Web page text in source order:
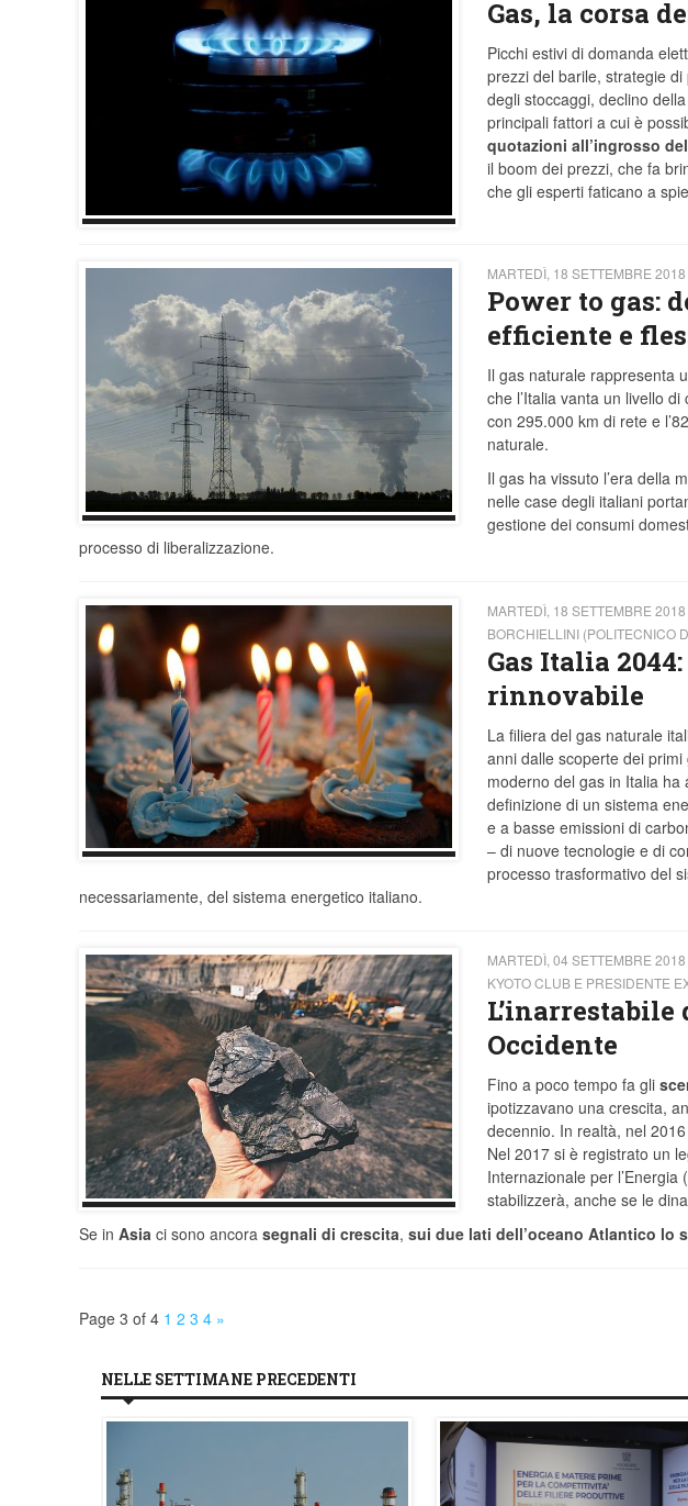
Gas, la corsa
Picchi estivi di domanda
prezzi del barile, strategie
degli stoccaggi, declino
principali fattori a cui è
quotazioni all’ingrosso
il boom dei prezzi, che fa
che gli esperti faticano a
MARTEDÌ, 18 SETTEMBRE 2018
Power to gas:
efficiente e
Il gas naturale rappresenta
che l’Italia vanta un livello
con 295.000 km di rete e
naturale.
Il gas ha vissuto l’era della
nelle case degli italiani
gestione dei consumi
processo di liberalizzazione.
MARTEDÌ, 18 SETTEMBRE 2018
BORCHIELLINI (POLITECNICO
Gas Italia
rinnovabile
La filiera del gas naturale
anni dalle scoperte dei primi
moderno del gas in Italia
definizione di un sistema
e a basse emissioni di
– di nuove tecnologie e di
processo trasformativo del
necessariamente, del sistema energetico italiano.
MARTEDÌ, 04 SETTEMBRE 2018
KYOTO CLUB E PRESIDENTE
Occidente
Fino a poco tempo fa gli
ipotizzavano una crescita,
decennio. In realtà, nel
Nel 2017 si è registrato un
Internazionale per
stabilizzerà, anche se le
Se in Asia ci sono ancora segnali di crescita, sui due lati dell’oceano Atlantico lo
Page 3 of 4 1 2 3 4 »
NELLE SETTIMANE PRECEDENTI